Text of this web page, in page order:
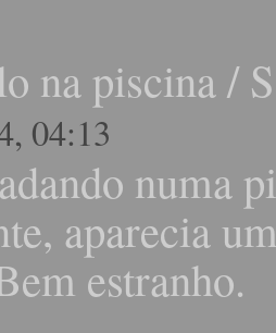
na piscina/
04:13
numa
aparecia
estranho.